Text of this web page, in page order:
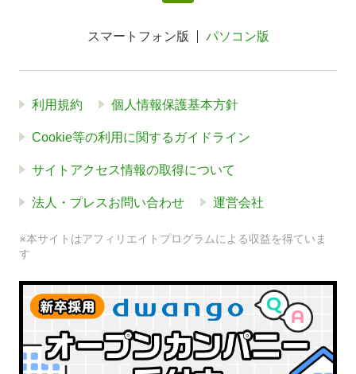
スマートフォン版 パソコン版
利用規約 個人情報保護基本方針
Cookie等の利用に関するガイドライン
サイトアクセス情報の取得について
法人・プレスお問い合わせ 運営会社
※本サイトはアフィリエイトプログラムによる収益を得ていま
す